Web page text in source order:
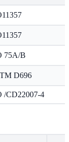
75A/B
D696
/CD22007-4